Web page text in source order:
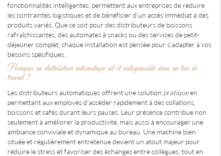
fonctionnalités intelligentes, permettent aux entreprises de réduire
les contraintes logistiques et de bénéficier d'un accès immédiat à des
produits variés. Que ce soit pour des distributeurs de boissons
rafraîchissantes, des automates à snacks ou des services de petit-
déjeuner complet, chaque installation est pensée pour s'adapter à vos
besoins spécifiques.
Pourquoi un distributeur automatique est-il indispensable dans un lieu de
travail ?
Les distributeurs automatiques offrent une solution pratiqueen
permettant aux employés d'accéder rapidement à des collations,
boissons et cafés durant leurs pauses. Leur présence contribue non
seulement à améliorer la productivité, mais aussi à encourager une
ambiance conviviale et dynamique au bureau. Une machine bien
située et régulièrement entretenue devient un atout majeur pour
réduire le stress et favoriser des échanges entre collègues, tout en